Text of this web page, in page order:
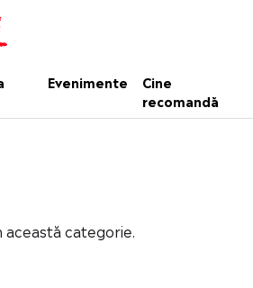
Evenimente
Cine
recomandă
categorie.